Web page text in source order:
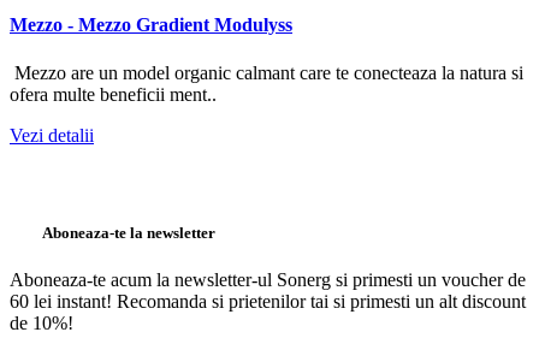
Mezzo - Mezzo Gradient Modulyss
Mezzo are un model organic calmant care te conecteaza la natura si
ofera multe beneficii ment..
Vezi detalii
Aboneaza-te la newsletter
Aboneaza-te acum la newsletter-ul Sonerg si primesti un voucher de
60 lei instant! Recomanda si prietenilor tai si primesti un alt discount
de 10%!